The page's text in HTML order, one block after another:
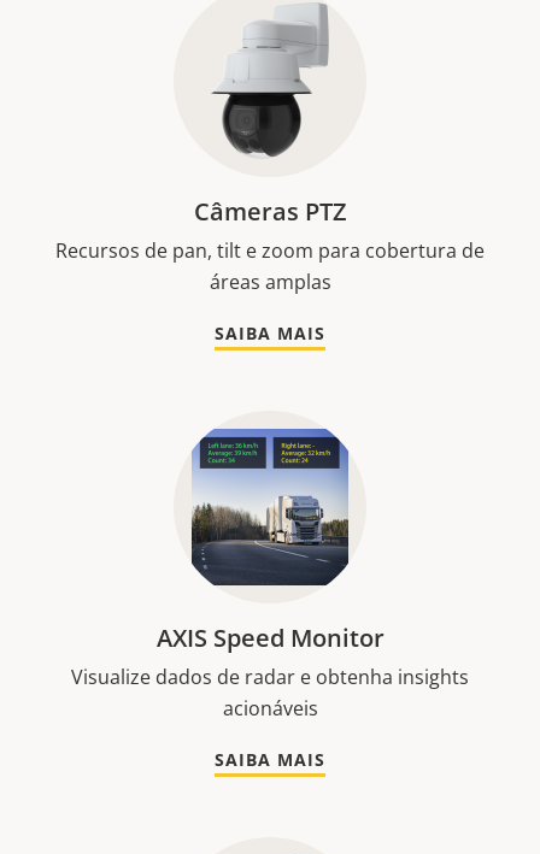
Câmeras PTZ
Recursos de pan, tilt e zoom para cobertura de
áreas amplas
SAIBA MAIS
AXIS Speed Monitor
Visualize dados de radar e obtenha insights
acionáveis
SAIBA MAIS